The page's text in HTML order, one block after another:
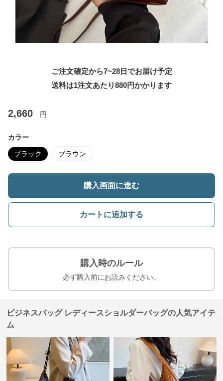
ご注文確定から7~28日でお届け予定
送料は1注文あたり880円かかります
2,660 円
カラー
ブラック ブラウン
購入画面に進む
カートに追加する
購入時のルール
必ず購入前にお読みください。
ビジネスバッグ レディースショルダーバッグの人気アイテ
ム